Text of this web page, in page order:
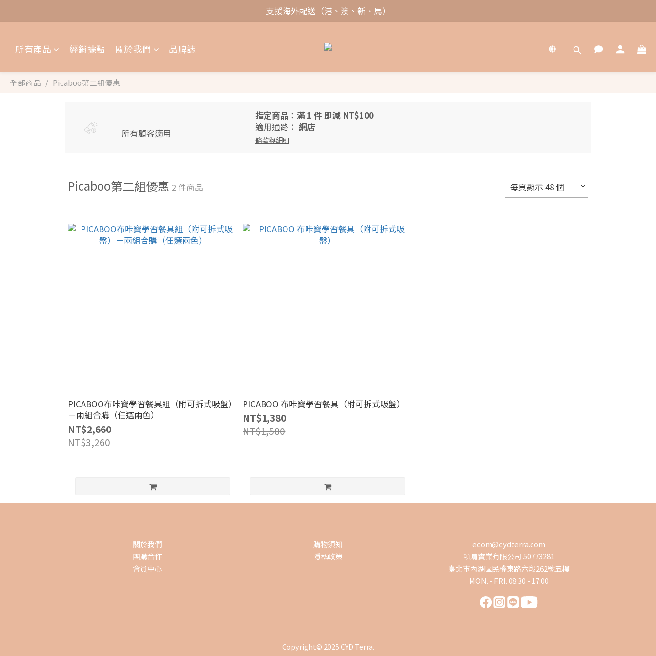
支援海外配送（港、澳、新、馬）
所有產品 經銷據點 關於我們 品牌誌
全部商品 Picaboo第二組優惠
所有顧客適用
指定商品：滿 1 件 即減 NT$100
適用通路： 網店
條款與細則
Picaboo第二組優惠 2 件商品 每頁顯示 48 個
PICABOO布咔寶學習餐具組（附可拆式吸盤）
－兩組合購（任選兩色）
NT$2,660
NT$3,260
PICABOO 布咔寶學習餐具（附可拆式吸盤）
NT$1,380
NT$1,580
關於我們
團購合作
會員中心
購物須知
隱私政策
ecom@cydterra.com
項晴實業有限公司 50773281
臺北市內湖區民權東路六段262號五樓
MON. - FRI. 08:30 - 17:00
Copyright© 2025 CYD Terra.